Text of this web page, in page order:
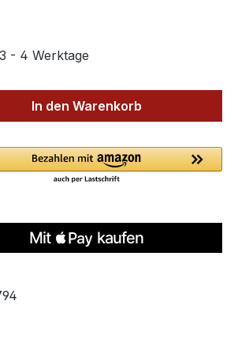
- 4 Werktage
gewünschten Wert
In den Warenkorb